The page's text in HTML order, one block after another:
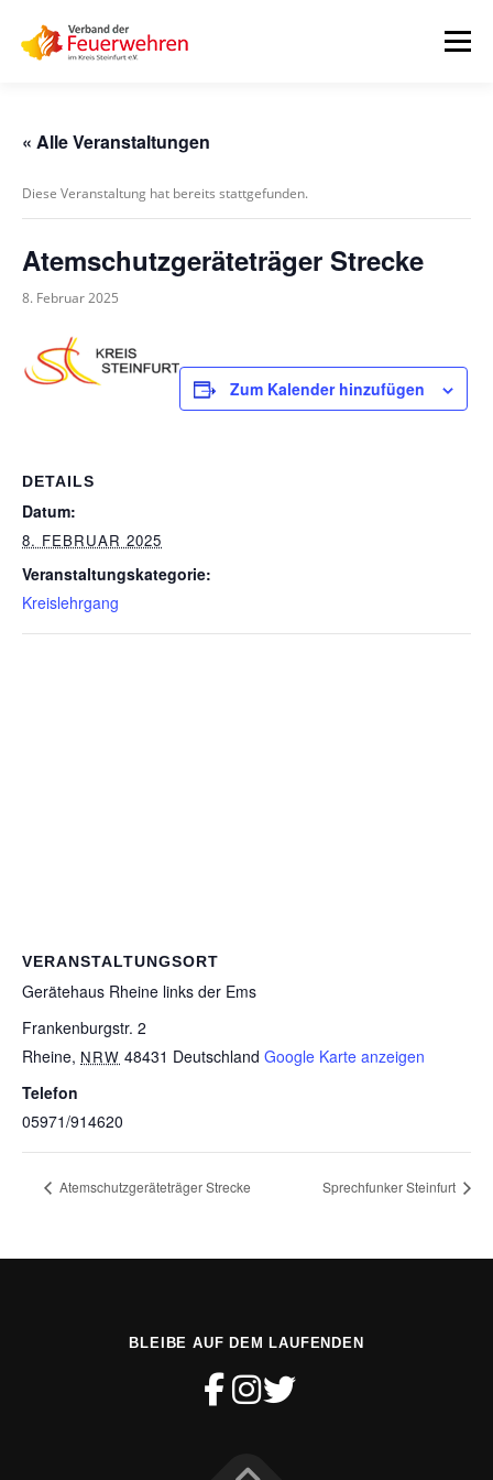
springen
Menü
ALLE TERMINE
INTERNER BEREICH
« Alle Veranstaltungen
Diese Veranstaltung hat bereits stattgefunden.
Atemschutzgeräteträger Strecke
8. Februar 2025
Zum Kalender hinzufügen
DETAILS
Datum:
8. FEBRUAR 2025
Veranstaltungskategorie:
Kreislehrgang
VERANSTALTUNGSORT
Gerätehaus Rheine links der Ems
Frankenburgstr. 2
Rheine, NRW 48431 Deutschland Google Karte anzeigen
Telefon
05971/914620
Atemschutzgeräteträger Strecke Sprechfunker Steinfurt
BLEIBE AUF DEM LAUFENDEN